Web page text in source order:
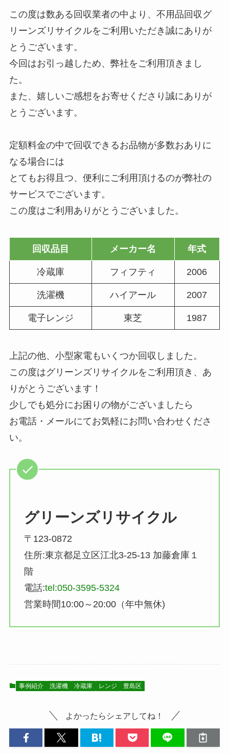
この度は数ある回収業者の中より、不用品回収グ
リーンズリサイクルをご利用いただき誠にありが
とうございます。
今回はお引っ越しため、弊社をご利用頂きまし
た。
また、嬉しいご感想をお寄せくださり誠にありが
とうございます。
定額料金の中で回収できるお品物が多数おありに
なる場合には
とてもお得且つ、便利にご利用頂けるのが弊社の
サービスでございます。
この度はご利用ありがとうございました。
回収品目 メーカー名 年式
冷蔵庫 フィフティ 2006
洗濯機 ハイアール 2007
電子レンジ 東芝 1987
上記の他、小型家電もいくつか回収しました。
この度はグリーンズリサイクルをご利用頂き、あ
りがとうございます！
少しでも処分にお困りの物がございましたら
お電話・メールにてお気軽にお問い合わせくださ
い。
グリーンズリサイクル
〒123-0872
住所:東京都足立区江北3-25-13 加藤倉庫１
階
電話:tel:050-3595-5324
営業時間10:00～20:00（年中無休)
事例紹介 洗濯機 冷蔵庫 レンジ 豊島区
よかったらシェアしてね！